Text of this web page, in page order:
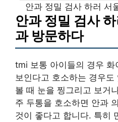
안과 정밀 검사 하러 서
안과 정밀 검사
과 방문하다
tmi 보통 아이들의 경우 화
보인다고 호소하는 경우
볼 때 눈을 찡그리고 보거
주 두통을 호소하면 안과
것이 좋다고 합니다. 특히